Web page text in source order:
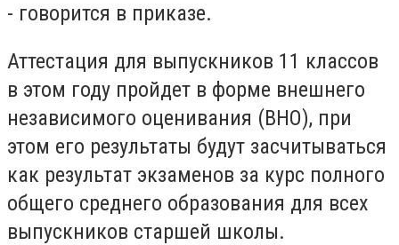
- говорится в приказе.
Аттестация для выпускников 11 классов
в этом году пройдет в форме внешнего
независимого оценивания (ВНО), при
этом его результаты будут засчитываться
как результат экзаменов за курс полного
общего среднего образования для всех
выпускников старшей школы.